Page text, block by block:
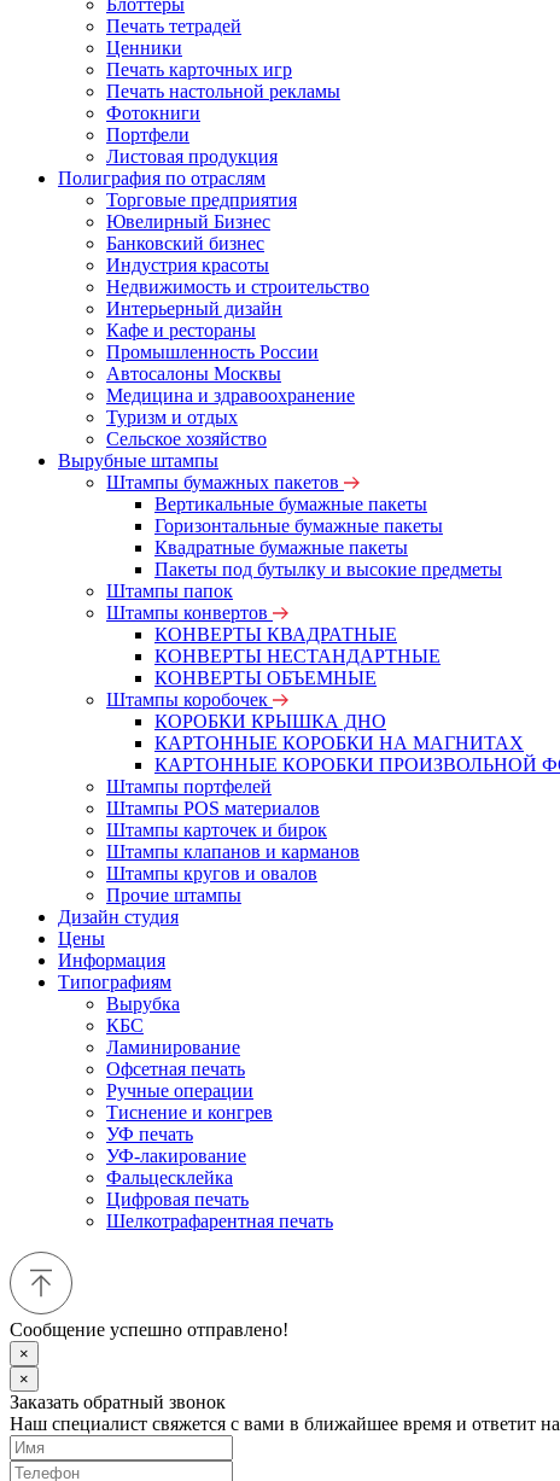
Блоттеры
Печать тетрадей
Ценники
Печать карточных игр
Печать настольной рекламы
Фотокниги
Портфели
Листовая продукция
Полиграфия по отраслям
Торговые предприятия
Ювелирный Бизнес
Банковский бизнес
Индустрия красоты
Недвижимость и строительство
Интерьерный дизайн
Кафе и рестораны
Промышленность России
Автосалоны Москвы
Медицина и здравоохранение
Туризм и отдых
Сельское хозяйство
Вырубные штампы
Штампы бумажных пакетов
Вертикальные бумажные пакеты
Горизонтальные бумажные пакеты
Квадратные бумажные пакеты
Пакеты под бутылку и высокие предметы
Штампы папок
Штампы конвертов
КОНВЕРТЫ КВАДРАТНЫЕ
КОНВЕРТЫ НЕСТАНДАРТНЫЕ
КОНВЕРТЫ ОБЪЕМНЫЕ
Штампы коробочек
КОРОБКИ КРЫШКА ДНО
КАРТОННЫЕ КОРОБКИ НА МАГНИТАХ
КАРТОННЫЕ КОРОБКИ ПРОИЗВОЛЬНОЙ
Штампы портфелей
Штампы POS материалов
Штампы карточек и бирок
Штампы клапанов и карманов
Штампы кругов и овалов
Прочие штампы
Дизайн студия
Цены
Информация
Типографиям
Вырубка
КБС
Ламинирование
Офсетная печать
Ручные операции
Тиснение и конгрев
УФ печать
УФ-лакирование
Фальцесклейка
Цифровая печать
Шелкотрафарентная печать
Сообщение успешно отправлено!
×
×
Заказать обратный звонок
Наш специалист свяжется с вами в ближайшее время и ответит